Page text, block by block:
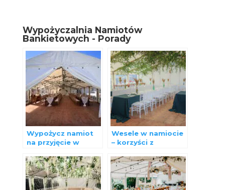
Wypożyczalnia Namiotów
Bankietowych - Porady
Wypożycz namiot
na przyjęcie w
Wesele w namiocie
– korzyści z
w plenerze.
Poradnik